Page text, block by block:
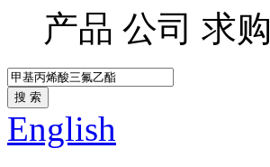
产品 公司 求购
搜 索
English